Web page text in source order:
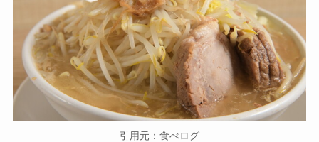
引用元：食べログ